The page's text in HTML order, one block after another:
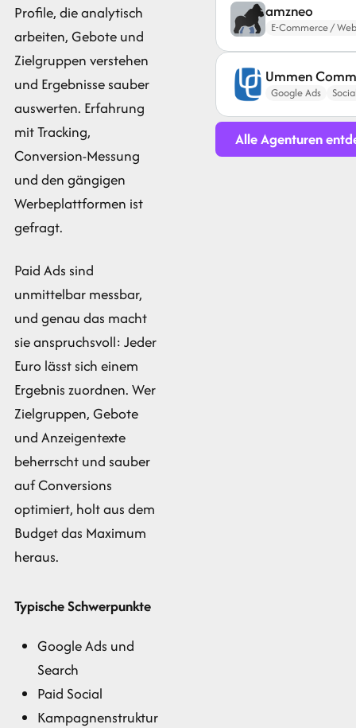
Profile, die analytisch
arbeiten, Gebote und
Zielgruppen verstehen
und Ergebnisse sauber
auswerten. Erfahrung
mit Tracking,
Conversion-Messung
und den gängigen
Werbeplattformen ist
gefragt.
Paid Ads sind
unmittelbar messbar,
und genau das macht
sie anspruchsvoll: Jeder
Euro lässt sich einem
Ergebnis zuordnen. Wer
Zielgruppen, Gebote
und Anzeigentexte
beherrscht und sauber
auf Conversions
optimiert, holt aus dem
Budget das Maximum
heraus.
Typische Schwerpunkte
Google Ads und
Search
Paid Social
Kampagnenstruktur
amzneo
E-Commerce /
Ummen
Google Ads
Alle Agenturen